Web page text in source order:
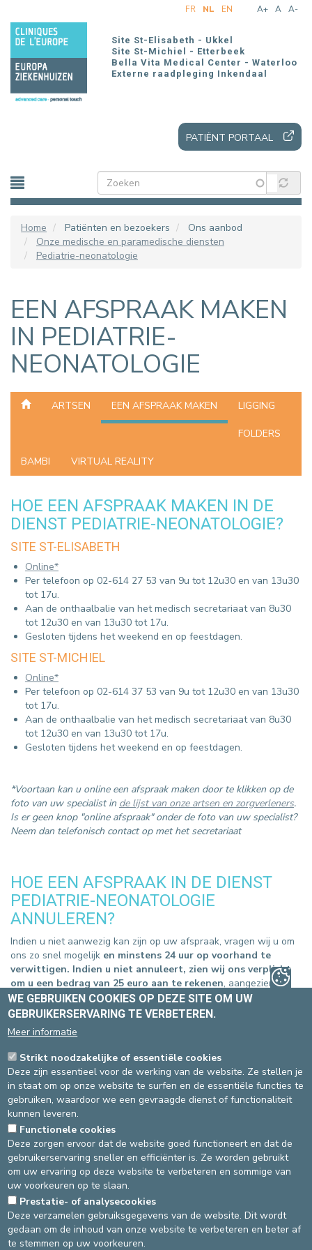
en
naar
inhoud
gaan
A+ A A-
FR NL EN
Site St-Elisabeth - Ukkel
Site St-Michiel - Etterbeek
Bella Vita Medical Center - Waterloo
Externe raadpleging Inkendaal
PATIËNT PORTAAL
Home Patiënten en bezoekers
Ons aanbod
Onze medische en paramedische diensten
Pediatrie-neonatologie
EEN AFSPRAAK MAKEN
IN PEDIATRIE-
NEONATOLOGIE
ARTSEN EEN AFSPRAAK MAKEN LIGGING
FOLDERS
BAMBI VIRTUAL REALITY
HOE EEN AFSPRAAK MAKEN IN DE
DIENST PEDIATRIE-NEONATOLOGIE?
SITE ST-ELISABETH
Online*
Per telefoon op 02-614 27 53 van 9u tot 12u30 en van 13u30
tot 17u.
Aan de onthaalbalie van het medisch secretariaat van 8u30
tot 12u30 en van 13u30 tot 17u.
Gesloten tijdens het weekend en op feestdagen.
SITE ST-MICHIEL
Online*
Per telefoon op 02-614 37 53 van 9u tot 12u30 en van 13u30
tot 17u.
Aan de onthaalbalie van het medisch secretariaat van 8u30
tot 12u30 en van 13u30 tot 17u.
Gesloten tijdens het weekend en op feestdagen.
*Voortaan kan u online een afspraak maken door te klikken op de
foto van uw specialist in de lijst van onze artsen en zorgverleners.
Is er geen knop "online afspraak" onder de foto van uw specialist?
Neem dan telefonisch contact op met het secretariaat
HOE EEN AFSPRAAK IN DE DIENST
PEDIATRIE-NEONATOLOGIE
ANNULEREN?
Indien u niet aanwezig kan zijn op uw afspraak, vragen wij u om
ons zo snel mogelijk en minstens 24 uur op voorhand te
verwittigen. Indien u niet annuleert, zien wij ons verplicht
om u een bedrag van 25 euro aan te rekenen, aangezien de
afspraak aan geen andere patiënt meer kan worden voorgesteld
en dus verloren is voor iedereen.
U kan uw afspraak annuleren :
SITE ST-ELISABETH
via de mail dat u ontving toen u uw online afspraak maakte
of door ons formulierin te vullen
of per telefoon op 02-614 27 53
SITE ST-MICHIEL
via de mail dat u ontving toen u uw online afspraak maakte
of doorons formulierin te vullen
of per telefoon op 02-614 37 53
Bron : Afdeling Administratie -Laatste update: 24/08/2021
WE GEBRUIKEN COOKIES OP DEZE SITE OM UW
GEBRUIKERSERVARING TE VERBETEREN.
Meer informatie
Strikt noodzakelijke of essentiële cookies
Deze zijn essentieel voor de werking van de website. Ze stellen je
in staat om op onze website te surfen en de essentiële functies te
gebruiken, waardoor we een gevraagde dienst of functionaliteit
kunnen leveren.
Functionele cookies
Deze zorgen ervoor dat de website goed functioneert en dat de
gebruikerservaring sneller en efficiënter is. Ze worden gebruikt
om uw ervaring op deze website te verbeteren en sommige van
uw voorkeuren op te slaan.
Prestatie- of analysecookies
Deze verzamelen gebruiksgegevens van de website. Dit wordt
gedaan om de inhoud van onze website te verbeteren en beter af
te stemmen op uw voorkeuren.